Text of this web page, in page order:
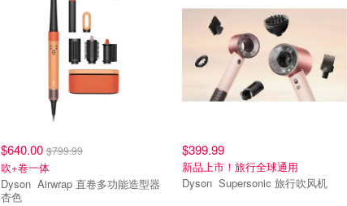
$640.00 $799.99
吹+卷一体
Dyson Airwrap 直卷多功能造型器
杏色
$399.99
新品上市！旅行全球通用
Dyson Supersonic 旅行吹风机